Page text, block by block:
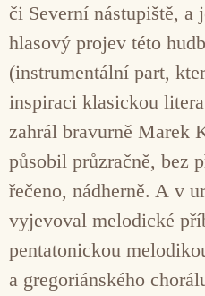
či Severní nástupiště,
hlasový projev této
(instrumentální part,
inspiraci klasickou
zahrál bravurně Marek
působil průzračně, bez
řečeno, nádherně. A v
vyjevoval melodické
pentatonickou
a gregoriánského